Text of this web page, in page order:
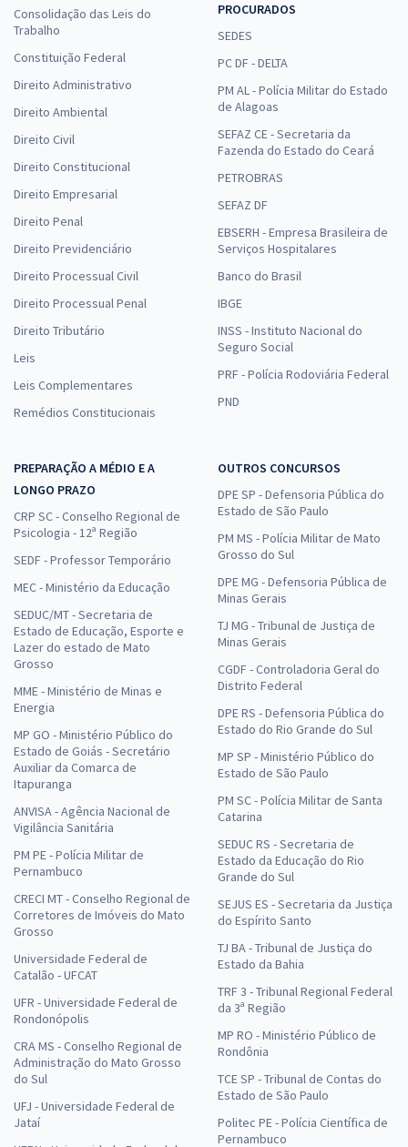
Consolidação das Leis do
Trabalho
Constituição Federal
Direito Administrativo
Direito Ambiental
Direito Civil
Direito Constitucional
Direito Empresarial
Direito Penal
Direito Previdenciário
Direito Processual Civil
Direito Processual Penal
Direito Tributário
Leis
Leis Complementares
Remédios Constitucionais
PROCURADOS
SEDES
PC DF - DELTA
PM AL - Polícia Militar do Estado
de Alagoas
SEFAZ CE - Secretaria da
Fazenda do Estado do Ceará
PETROBRAS
SEFAZ DF
EBSERH - Empresa Brasileira de
Serviços Hospitalares
Banco do Brasil
IBGE
INSS - Instituto Nacional do
Seguro Social
PRF - Polícia Rodoviária Federal
PND
PREPARAÇÃO A MÉDIO E A
LONGO PRAZO
CRP SC - Conselho Regional de
Psicologia - 12ª Região
SEDF - Professor Temporário
MEC - Ministério da Educação
SEDUC/MT - Secretaria de
Estado de Educação, Esporte e
Lazer do estado de Mato
Grosso
MME - Ministério de Minas e
Energia
MP GO - Ministério Público do
Estado de Goiás - Secretário
Auxiliar da Comarca de
Itapuranga
ANVISA - Agência Nacional de
Vigilância Sanitária
PM PE - Polícia Militar de
Pernambuco
CRECI MT - Conselho Regional de
Corretores de Imóveis do Mato
Grosso
Universidade Federal de
Catalão - UFCAT
UFR - Universidade Federal de
Rondonópolis
CRA MS - Conselho Regional de
Administração do Mato Grosso
do Sul
UFJ - Universidade Federal de
Jataí
OUTROS CONCURSOS
DPE SP - Defensoria Pública do
Estado de São Paulo
PM MS - Polícia Militar de Mato
Grosso do Sul
DPE MG - Defensoria Pública de
Minas Gerais
TJ MG - Tribunal de Justiça de
Minas Gerais
CGDF - Controladoria Geral do
Distrito Federal
DPE RS - Defensoria Pública do
Estado do Rio Grande do Sul
MP SP - Ministério Público do
Estado de São Paulo
PM SC - Polícia Militar de Santa
Catarina
SEDUC RS - Secretaria de
Estado da Educação do Rio
Grande do Sul
SEJUS ES - Secretaria da Justiça
do Espírito Santo
TJ BA - Tribunal de Justiça do
Estado da Bahia
TRF 3 - Tribunal Regional Federal
da 3ª Região
MP RO - Ministério Público de
Rondônia
TCE SP - Tribunal de Contas do
Estado de São Paulo
Politec PE - Polícia Científica de
Pernambuco